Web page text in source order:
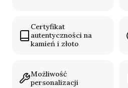
Certyfikat
autentyczności na
kamień i złoto
Możliwość
personalizacji